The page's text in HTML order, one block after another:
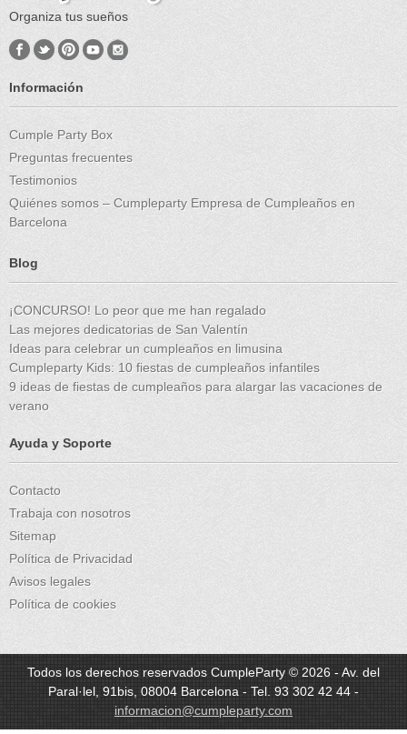
Organiza tus sueños
Información
Cumple Party Box
Preguntas frecuentes
Testimonios
Quiénes somos – Cumpleparty Empresa de Cumpleaños en
Barcelona
Blog
¡CONCURSO! Lo peor que me han regalado
Las mejores dedicatorias de San Valentín
Ideas para celebrar un cumpleaños en limusina
Cumpleparty Kids: 10 fiestas de cumpleaños infantiles
9 ideas de fiestas de cumpleaños para alargar las vacaciones de
verano
Ayuda y Soporte
Contacto
Trabaja con nosotros
Sitemap
Política de Privacidad
Avisos legales
Política de cookies
Todos los derechos reservados CumpleParty © 2026 - Av. del
Paral·lel, 91bis, 08004 Barcelona - Tel. 93 302 42 44 -
informacion@cumpleparty.com